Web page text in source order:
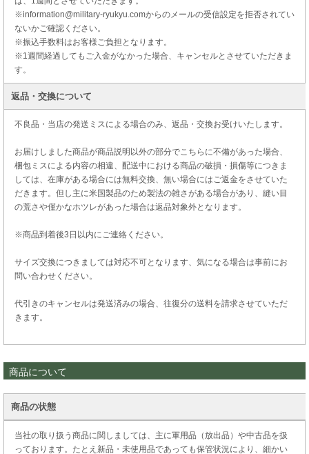
※information@military-ryukyu.comからのメールの受信設定を拒否されてい
ないかご確認ください。
※振込手数料はお客様ご負担となります。
※1週間経過してもご入金がなかった場合、キャンセルとさせていただきま
す。
返品・交換について
不良品・当店の発送ミスによる場合のみ、返品・交換お受けいたします。
お届けしました商品が商品説明以外の部分でこちらに不備があった場合、
梱包ミスによる内容の相違、配送中における商品の破損・損傷等につきま
しては、在庫がある場合には無料交換、無い場合にはご返金をさせていた
だきます。但し主に米国製品のため製法の雑さがある場合があり、縫い目
の荒さや僅かなホツレがあった場合は返品対象外となります。
※商品到着後3日以内にご連絡ください。
サイズ交換につきましては対応不可となります、気になる場合は事前にお
問い合わせください。
代引きのキャンセルは発送済みの場合、往復分の送料を請求させていただ
きます。
商品について
商品の状態
当社の取り扱う商品に関しましては、主に軍用品（放出品）や中古品を扱
っております。たとえ新品・未使用品であっても保管状況により、細かい